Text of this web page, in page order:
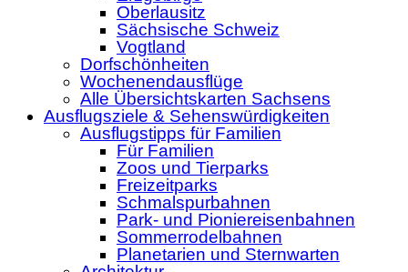
Oberlausitz
Sächsische Schweiz
Vogtland
Dorfschönheiten
Wochenendausflüge
Alle Übersichtskarten Sachsens
Ausflugsziele & Sehenswürdigkeiten
Ausflugstipps für Familien
Für Familien
Zoos und Tierparks
Freizeitparks
Schmalspurbahnen
Park- und Pioniereisenbahnen
Sommerrodelbahnen
Planetarien und Sternwarten